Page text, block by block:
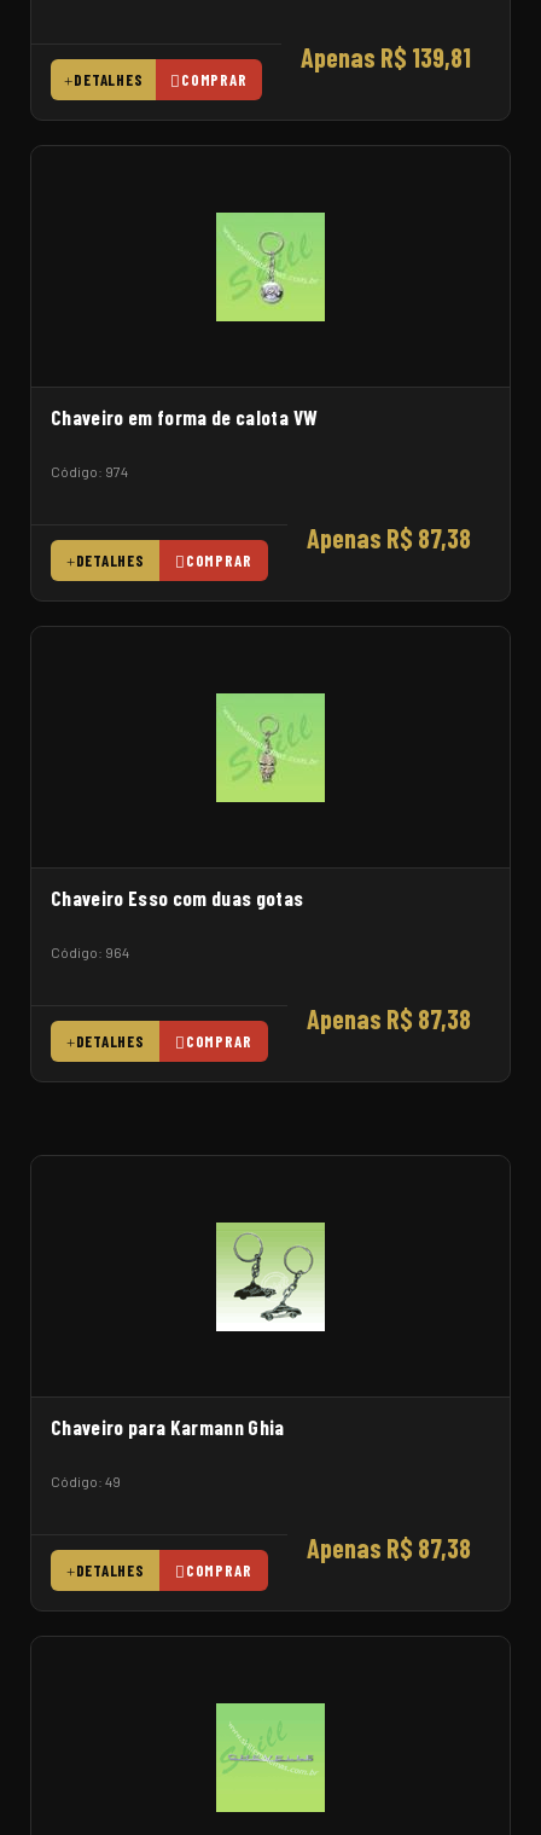
Apenas R$ 139,81
DETALHES COMPRAR
Chaveiro em forma de calota VW
Código: 974
Apenas R$ 87,38
DETALHES COMPRAR
Chaveiro Esso com duas gotas
Código: 964
Apenas R$ 87,38
DETALHES COMPRAR
Chaveiro para Karmann Ghia
Código: 49
Apenas R$ 87,38
DETALHES COMPRAR